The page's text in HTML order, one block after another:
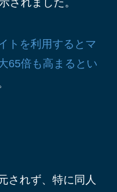
されました。
トを利用するとマ
65倍も高まるとい
されず、特に同人